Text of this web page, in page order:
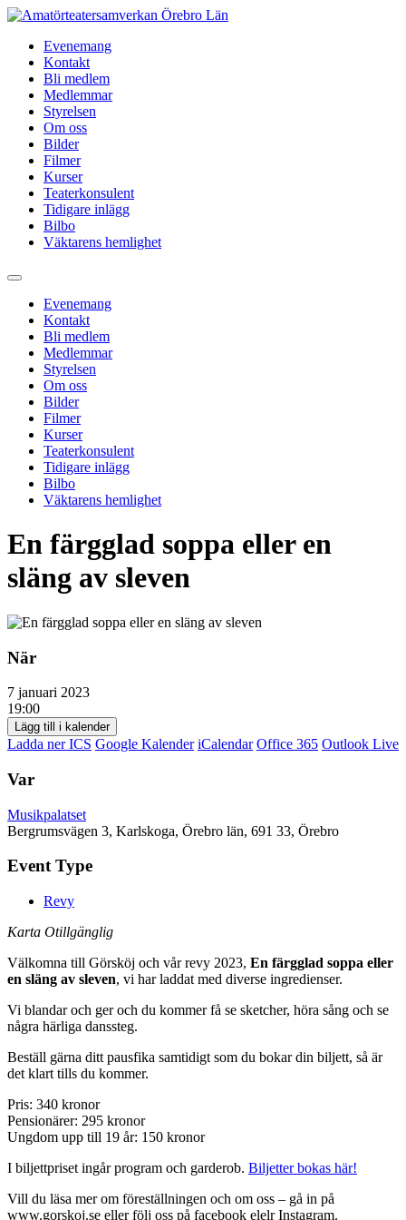
Hoppa
innehållEvenemang
Kontakt
Bli medlem
Medlemmar
Styrelsen
Om oss
Bilder
Filmer
Kurser
Teaterkonsulent
Tidigare inlägg
Bilbo
Väktarens hemlighet
Evenemang
Kontakt
Bli medlem
Medlemmar
Styrelsen
Om oss
Bilder
Filmer
Kurser
Teaterkonsulent
Tidigare inlägg
Bilbo
Väktarens hemlighet
En färgglad soppa eller en
släng av sleven
När
7 januari 2023
19:00
Lägg till i kalender
Ladda ner ICS Google Kalender iCalendar Office 365 Outlook Live
Var
Musikpalatset
Bergrumsvägen 3, Karlskoga, Örebro län, 691 33, Örebro
Event Type
Revy
Karta Otillgänglig
Välkomna till Görsköj och vår revy 2023, En färgglad soppa eller
en släng av sleven, vi har laddat med diverse ingredienser.
Vi blandar och ger och du kommer få se sketcher, höra sång och se
några härliga danssteg.
Beställ gärna ditt pausfika samtidigt som du bokar din biljett, så är
det klart tills du kommer.
Pris: 340 kronor
Pensionärer: 295 kronor
Ungdom upp till 19 år: 150 kronor
I biljettpriset ingår program och garderob. Biljetter bokas här!
Vill du läsa mer om föreställningen och om oss – gå in på
www.gorskoj.se eller följ oss på facebook elelr Instagram.